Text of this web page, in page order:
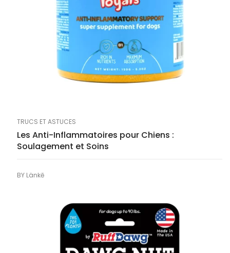
TRUCS ET ASTUCES
Les Anti-Inflammatoires pour Chiens :
Soulagement et Soins
BY Länkē